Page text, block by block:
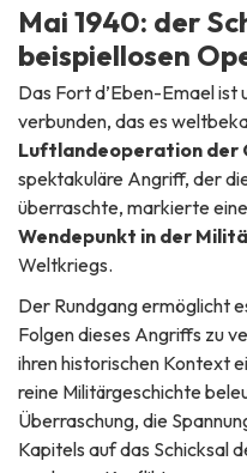
Mai 1940: der
beispiellosen
Das Fort d’Eben-Emael ist
verbunden, das es
Luftlandeoperation der
spektakuläre Angriff, der
überraschte, markierte
Wendepunkt in der
Weltkriegs.
Der Rundgang ermöglicht
Folgen dieses Angriffs zu
ihren historischen Kontext
reine Militärgeschichte
Überraschung, die
Kapitels auf das Schicksal